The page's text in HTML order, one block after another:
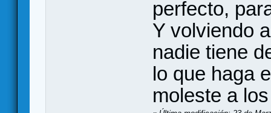
perfecto,
Y volviendo
nadie tiene
lo que haga
moleste a